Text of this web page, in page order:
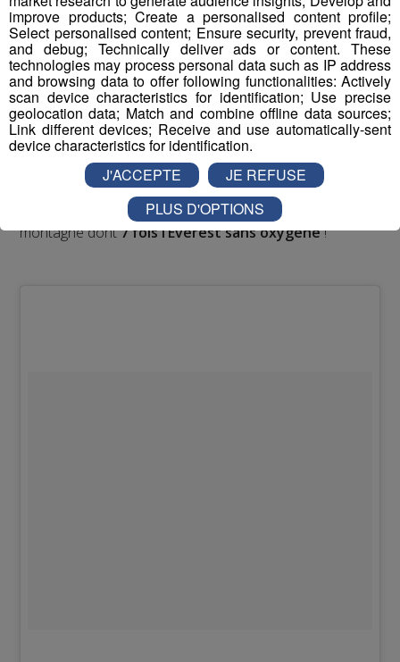
8. Adrian Ballinger
Considéré comme l’un des meilleurs alpinistes au
monde, Adrian Ballinger est aussi un homme d’affaire
reconnu pour ses interventions en entreprise. En effet, il
considère que pour réussir dans le monde des affaires,
c’est un peu comme gravir une montagne. Il attribue la
réussite de ses projets professionnels grâce à son
expérience acquise dans ses expéditions en haute
montagne dont7 fois l’Everest sans oxygène!
improve products; Create a personalised content profile;
Select personalised content; Ensure security, prevent fraud,
and debug; Technically deliver ads or content. These
technologies may process personal data such as IP address
and browsing data to offer following functionalities: Actively
scan device characteristics for identification; Use precise
geolocation data; Match and combine offline data sources;
Link different devices; Receive and use automatically-sent
device characteristics for identification.
J'ACCEPTE
JE REFUSE
PLUS D'OPTIONS